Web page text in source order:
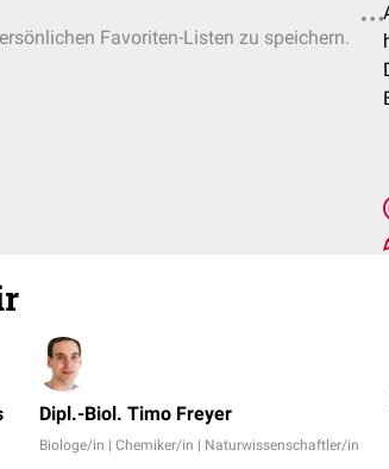
Favoriten-Listen zu speichern.
Dipl.-Biol. Timo Freyer
Biologe/in | Chemiker/in | Naturwissenschaftler/in